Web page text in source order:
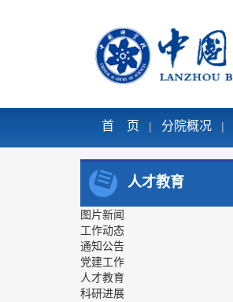
首 页 | 分院概况 |
人才教育
图片新闻
工作动态
通知公告
党建工作
人才教育
科研进展